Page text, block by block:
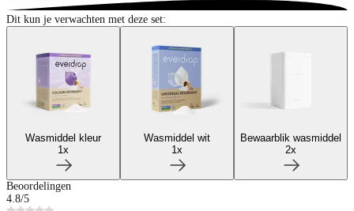
Dit kun je verwachten met deze set:
Wasmiddel kleur
1 x
Wasmiddel wit
1 x
Bewaarblik wasmiddel
2x
Beoordelingen
4.8/5